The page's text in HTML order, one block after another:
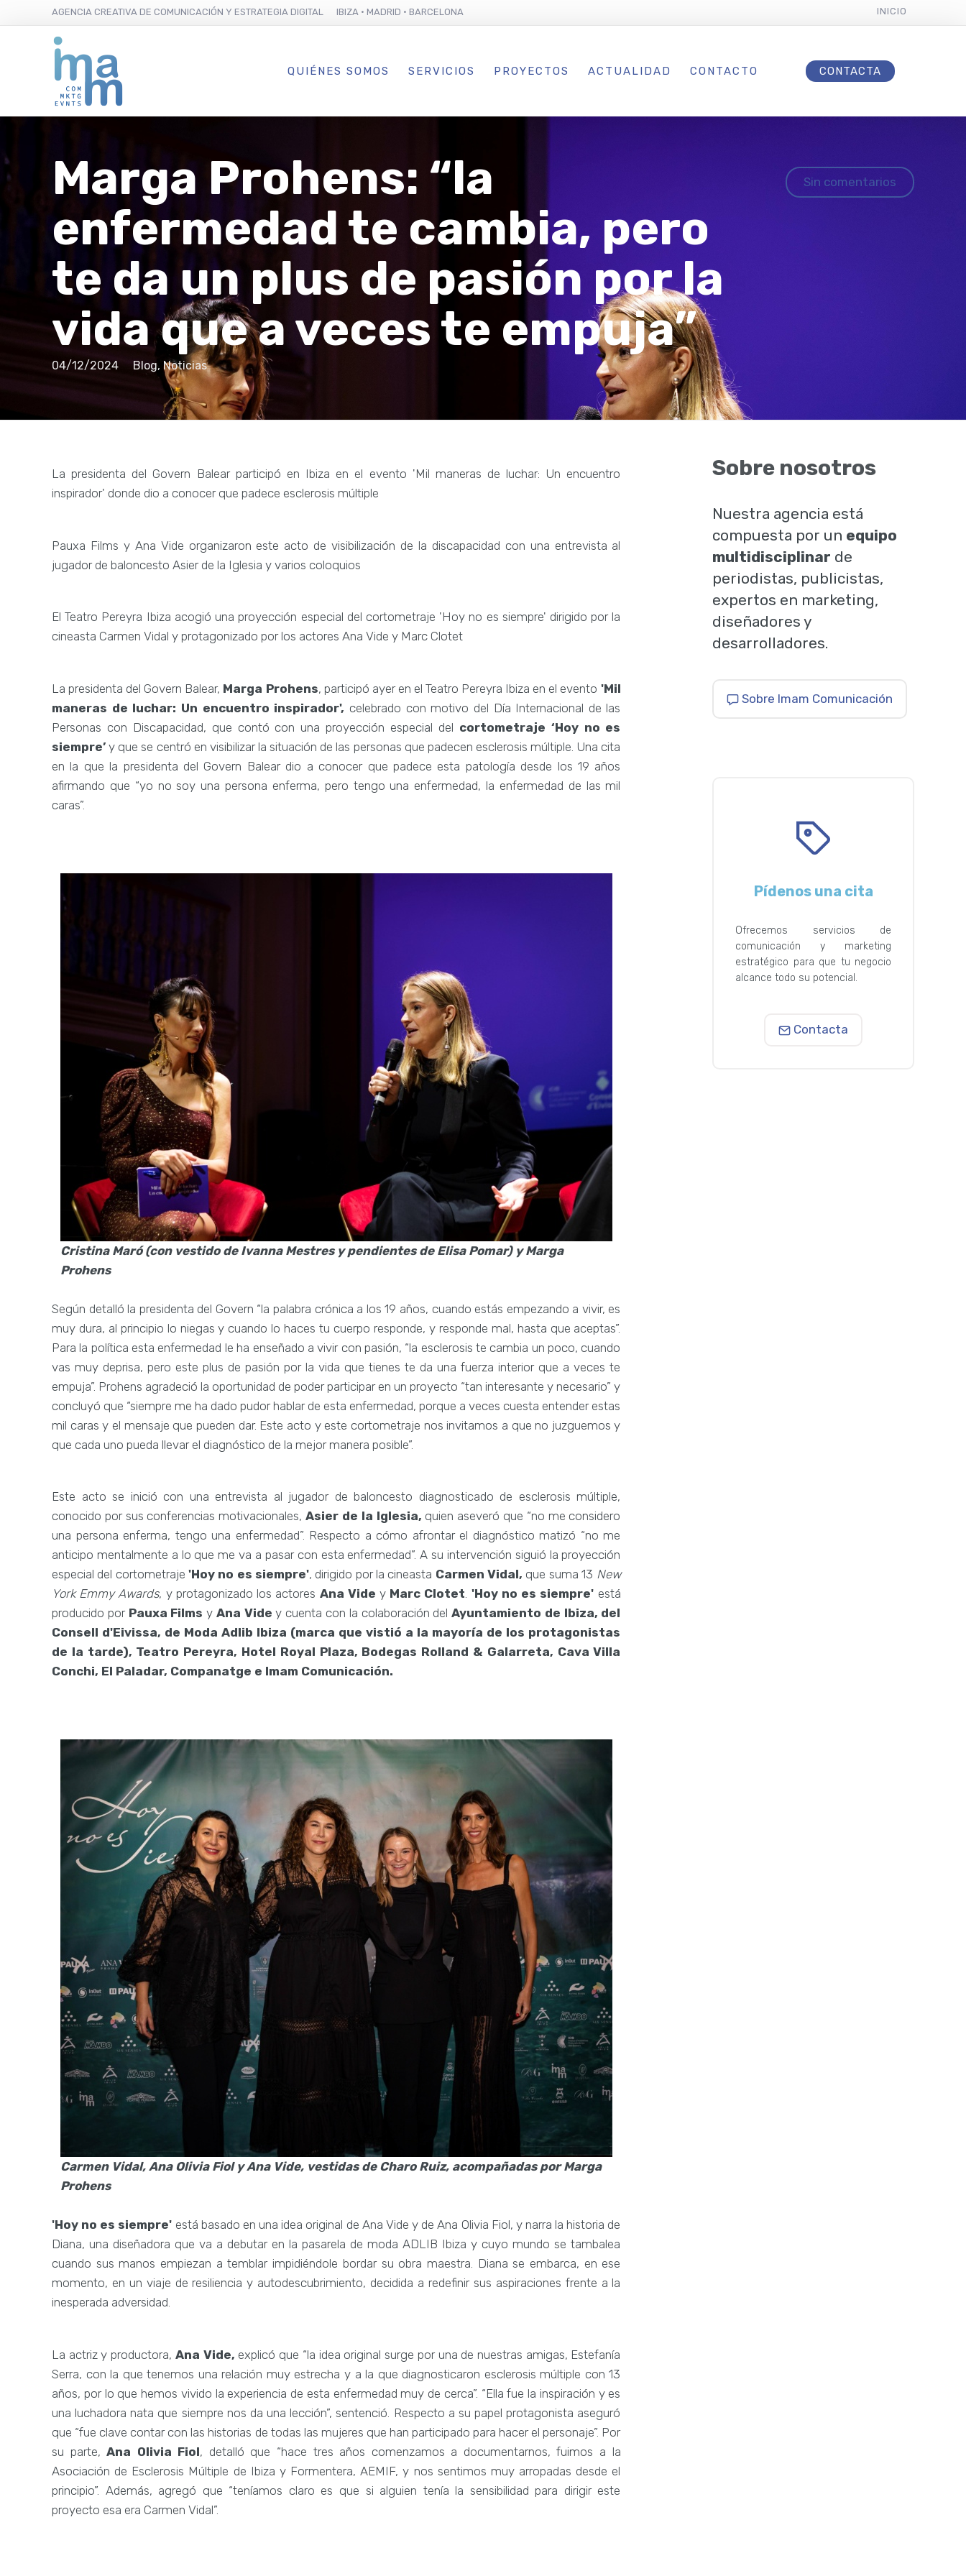
AGENCIA CREATIVA DE COMUNICACIÓN Y ESTRATEGIA DIGITAL IBIZA · MADRID · BARCELONA INICIO
QUIÉNES SOMOS SERVICIOS PROYECTOS ACTUALIDAD CONTACTO CONTACTA
Marga Prohens: “la
enfermedad te cambia, pero
te da un plus de pasión por la
vida que a veces te empuja”
04/12/2024 Blog, Noticias
Sin comentarios
La presidenta del Govern Balear participó en Ibiza en el evento 'Mil maneras de luchar: Un encuentro
inspirador' donde dio a conocer que padece esclerosis múltiple
Pauxa Films y Ana Vide organizaron este acto de visibilización de la discapacidad con una entrevista al
jugador de baloncesto Asier de la Iglesia y varios coloquios
El Teatro Pereyra Ibiza acogió una proyección especial del cortometraje 'Hoy no es siempre' dirigido por la
cineasta Carmen Vidal y protagonizado por los actores Ana Vide y Marc Clotet
La presidenta del Govern Balear, Marga Prohens, participó ayer en el Teatro Pereyra Ibiza en el evento 'Mil
maneras de luchar: Un encuentro inspirador', celebrado con motivo del Día Internacional de las
Personas con Discapacidad, que contó con una proyección especial del cortometraje ‘Hoy no es
siempre’ y que se centró en visibilizar la situación de las personas que padecen esclerosis múltiple. Una cita
en la que la presidenta del Govern Balear dio a conocer que padece esta patología desde los 19 años
afirmando que “yo no soy una persona enferma, pero tengo una enfermedad, la enfermedad de las mil
caras”.
Cristina Maró (con vestido de Ivanna Mestres y pendientes de Elisa Pomar) y Marga
Prohens
Según detalló la presidenta del Govern “la palabra crónica a los 19 años, cuando estás empezando a vivir, es
muy dura, al principio lo niegas y cuando lo haces tu cuerpo responde, y responde mal, hasta que aceptas”.
Para la política esta enfermedad le ha enseñado a vivir con pasión, “la esclerosis te cambia un poco, cuando
vas muy deprisa, pero este plus de pasión por la vida que tienes te da una fuerza interior que a veces te
empuja”. Prohens agradeció la oportunidad de poder participar en un proyecto “tan interesante y necesario” y
concluyó que “siempre me ha dado pudor hablar de esta enfermedad, porque a veces cuesta entender estas
mil caras y el mensaje que pueden dar. Este acto y este cortometraje nos invitamos a que no juzguemos y
que cada uno pueda llevar el diagnóstico de la mejor manera posible”.
Este acto se inició con una entrevista al jugador de baloncesto diagnosticado de esclerosis múltiple,
conocido por sus conferencias motivacionales,Asier de la Iglesia, quien aseveró que “no me considero
una persona enferma, tengo una enfermedad”. Respecto a cómo afrontar el diagnóstico matizó “no me
anticipo mentalmente a lo que me va a pasar con esta enfermedad”. A su intervención siguió la proyección
especial del cortometraje'Hoy no es siempre', dirigido por la cineasta Carmen Vidal, que suma 13 New
York Emmy Awards, y protagonizado los actores Ana Vide y Marc Clotet. 'Hoy no es siempre' está
producido por Pauxa Filmsy Ana Vide y cuenta con la colaboración delAyuntamiento de Ibiza, del
Consell d'Eivissa, de Moda Adlib Ibiza (marca que vistió a la mayoría de los protagonistas
de la tarde), Teatro Pereyra, Hotel Royal Plaza, Bodegas Rolland & Galarreta, Cava Villa
Conchi, El Paladar, Companatge e Imam Comunicación.
Carmen Vidal, Ana Olivia Fiol y Ana Vide, vestidas de Charo Ruiz, acompañadas por Marga
Prohens
'Hoy no es siempre' está basado en una idea original de Ana Vide y de Ana Olivia Fiol, y narra la historia de
Diana, una diseñadora que va a debutar en la pasarela de moda ADLIB Ibiza y cuyo mundo se tambalea
cuando sus manos empiezan a temblar impidiéndole bordar su obra maestra. Diana se embarca, en ese
momento, en un viaje de resiliencia y autodescubrimiento, decidida a redefinir sus aspiraciones frente a la
inesperada adversidad.
La actriz y productora, Ana Vide, explicó que “la idea original surge por una de nuestras amigas, Estefanía
Serra, con la que tenemos una relación muy estrecha y a la que diagnosticaron esclerosis múltiple con 13
años, por lo que hemos vivido la experiencia de esta enfermedad muy de cerca”. “Ella fue la inspiración y es
una luchadora nata que siempre nos da una lección”, sentenció. Respecto a su papel protagonista aseguró
que “fue clave contar con las historias de todas las mujeres que han participado para hacer el personaje”. Por
su parte, Ana Olivia Fiol, detalló que “hace tres años comenzamos a documentarnos, fuimos a la
Asociación de Esclerosis Múltiple de Ibiza y Formentera, AEMIF, y nos sentimos muy arropadas desde el
principio”. Además, agregó que “teníamos claro es que si alguien tenía la sensibilidad para dirigir este
proyecto esa era Carmen Vidal”.
Sobre nosotros
Nuestra agencia está
compuesta por un equipo
multidisciplinar de
periodistas, publicistas,
expertos en marketing,
diseñadores y
desarrolladores.
Sobre Imam Comunicación
Pídenos una cita
Ofrecemos servicios de
comunicación y marketing
estratégico para que tu negocio
alcance todo su potencial.
Contacta